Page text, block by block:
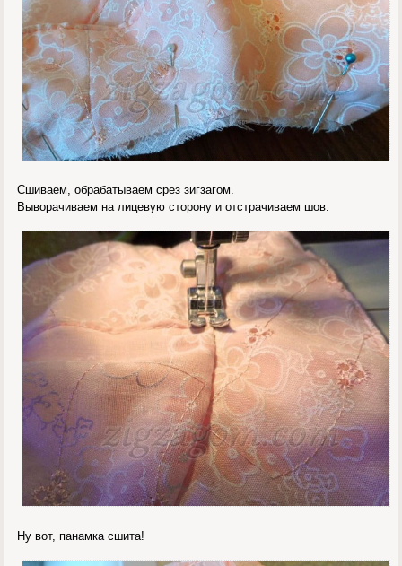
Сшиваем, обрабатываем срез зигзагом.
Выворачиваем на лицевую сторону и отстрачиваем шов.
Ну вот, панамка сшита!